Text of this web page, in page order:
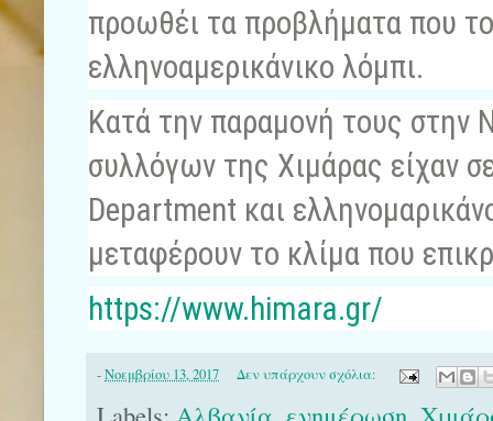
προωθέι τα προβλήματα που
ελληνοαμερικάνικο λόμπι.
Κατά την παραμονή τους στην
συλλόγων της Χιμάρας είχαν
Department και
μεταφέρουν το κλίμα που
https://www.himara.gr/
-Νοεμβρίου 13, 2017 Δεν υπάρχουν σχόλια:
Labels: Αλβανία, ενημέρωση,